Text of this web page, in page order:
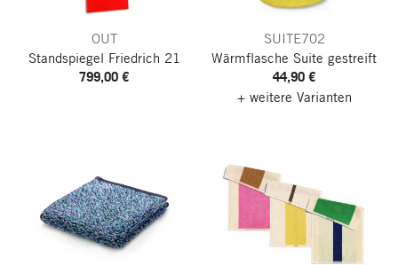
OUT
Standspiegel Friedrich 21
799,00 €
SUITE702
Wärmflasche Suite gestreift
44,90 €
+ weitere Varianten